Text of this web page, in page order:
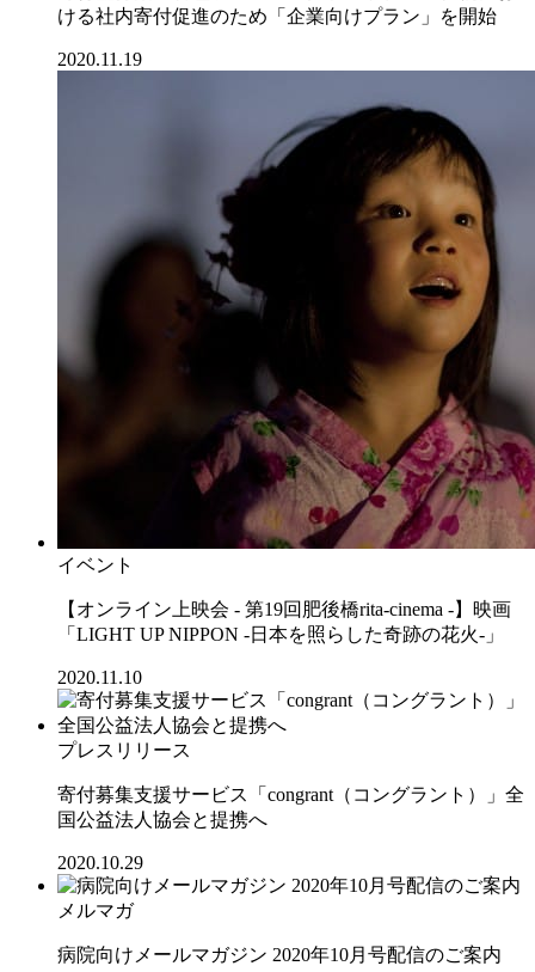
ける社内寄付促進のため「企業向けプラン」を開始
2020.11.19
イベント
【オンライン上映会 - 第19回肥後橋rita-cinema -】映画
「LIGHT UP NIPPON -日本を照らした奇跡の花火-」
2020.11.10
プレスリリース
寄付募集支援サービス「congrant（コングラント）」全
国公益法人協会と提携へ
2020.10.29
メルマガ
病院向けメールマガジン 2020年10月号配信のご案内